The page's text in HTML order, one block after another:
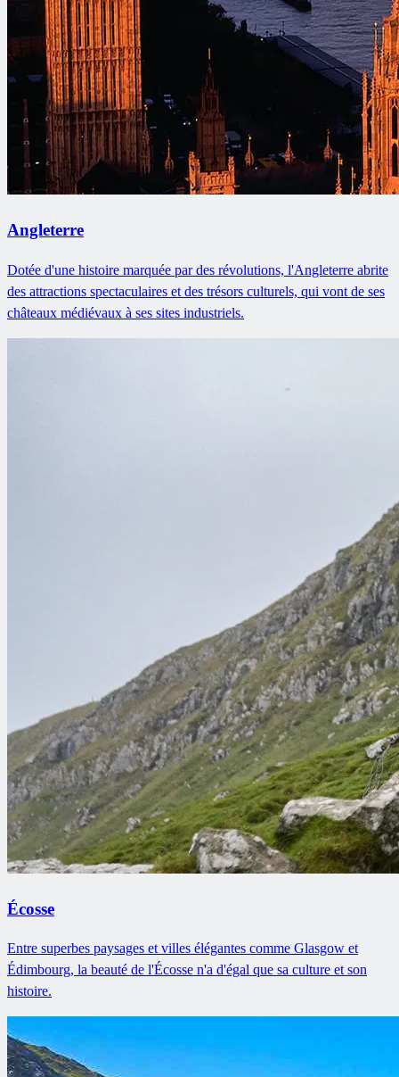
Angleterre
Dotée d'une histoire marquée par des révolutions, l'Angleterre abrite
des attractions spectaculaires et des trésors culturels, qui vont de ses
châteaux médiévaux à ses sites industriels.
Écosse
Entre superbes paysages et villes élégantes comme Glasgow et
Édimbourg, la beauté de l'Écosse n'a d'égal que sa culture et son
histoire.